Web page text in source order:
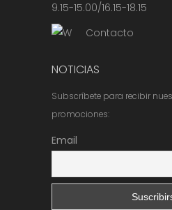
9.15-15.00/16.15-18.15
Contacto
NOTICIAS
Subscríbete para recibir
promociones:
Email